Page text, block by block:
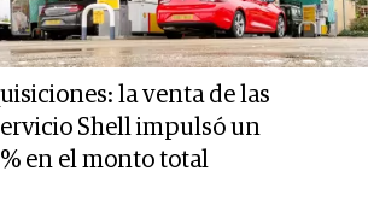
la venta de las
Shell impulsó un
en el monto total